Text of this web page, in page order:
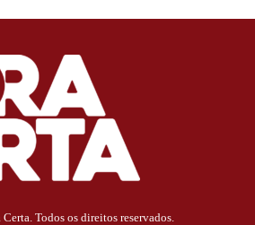
Todos os direitos reservados.